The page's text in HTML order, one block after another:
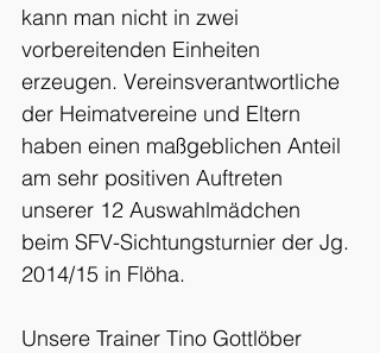
kann man nicht in zwei
vorbereitenden Einheiten
erzeugen. Vereinsverantwortliche
der Heimatvereine und Eltern
haben einen maßgeblichen Anteil
am sehr positiven Auftreten
unserer 12 Auswahlmädchen
beim SFV-Sichtungsturnier der Jg.
2014/15 in Flöha.
Unsere Trainer Tino Gottlöber